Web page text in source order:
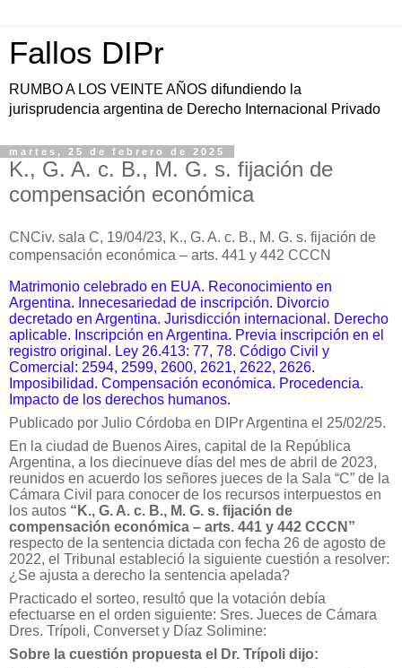
Fallos DIPr
RUMBO A LOS VEINTE AÑOS difundiendo la
jurisprudencia argentina de Derecho Internacional Privado
martes, 25 de febrero de 2025
K., G. A. c. B., M. G. s. fijación de
compensación económica
CNCiv. sala C, 19/04/23, K., G. A. c. B., M. G. s. fijación de
compensación económica – arts. 441 y 442 CCCN
Matrimonio celebrado en EUA. Reconocimiento en
Argentina. Innecesariedad de inscripción. Divorcio
decretado en Argentina. Jurisdicción internacional. Derecho
aplicable. Inscripción en Argentina. Previa inscripción en el
registro original. Ley 26.413: 77, 78. Código Civil y
Comercial: 2594, 2599, 2600, 2621, 2622, 2626.
Imposibilidad. Compensación económica. Procedencia.
Impacto de los derechos humanos.
Publicado por Julio Córdoba en DIPr Argentina el 25/02/25.
En la ciudad de Buenos Aires, capital de la República
Argentina, a los diecinueve días del mes de abril de 2023,
reunidos en acuerdo los señores jueces de la Sala “C” de la
Cámara Civil para conocer de los recursos interpuestos en
los autos “K., G. A. c. B., M. G. s. fijación de
compensación económica – arts. 441 y 442 CCCN”
respecto de la sentencia dictada con fecha 26 de agosto de
2022, el Tribunal estableció la siguiente cuestión a resolver:
¿Se ajusta a derecho la sentencia apelada?
Practicado el sorteo, resultó que la votación debía
efectuarse en el orden siguiente: Sres. Jueces de Cámara
Dres. Trípoli, Converset y Díaz Solimine:
Sobre la cuestión propuesta el Dr. Trípoli dijo: